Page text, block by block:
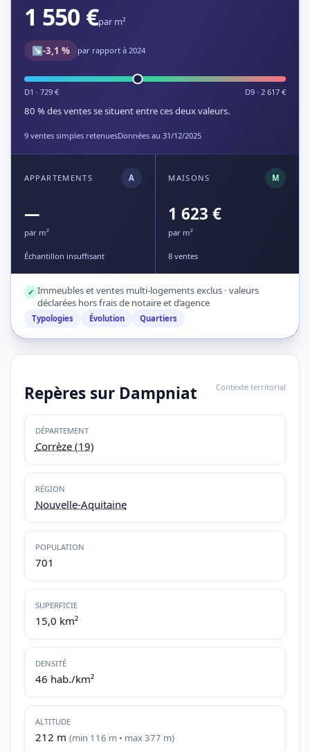
1 550 €par m²
↘-3,1 % par rapport à 2024
D1 · 729 € D9 · 2 617 €
80 % des ventes se situent entre ces deux valeurs.
9 ventes simples retenuesDonnées au 31/12/2025
APPARTEMENTS A
—
par m²
Échantillon insuffisant
MAISONS M
1 623 €
par m²
8 ventes
✓ Immeubles et ventes multi-logements exclus · valeurs
déclarées hors frais de notaire et d’agence
Typologies Évolution Quartiers
Repères sur Dampniat Contexte territorial
DÉPARTEMENT
Corrèze (19)
RÉGION
Nouvelle-Aquitaine
POPULATION
701
SUPERFICIE
15,0 km²
DENSITÉ
46 hab./km²
ALTITUDE
212 m (min 116 m • max 377 m)